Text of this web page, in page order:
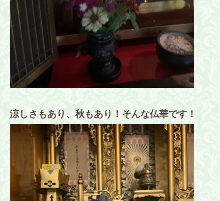
涼しさもあり、秋もあり！そんな仏華です！